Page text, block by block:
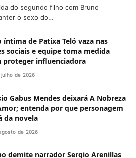
do segundo filho com Bruno
o sexo do…
íntima de Patixa Teló vaza nas
sociais e equipe toma medida
proteger influenciadora
de 2026
Gabus Mendes deixará A Nobreza
entenda por que personagem
da novela
de 2026
demite narrador Sergio Arenillas